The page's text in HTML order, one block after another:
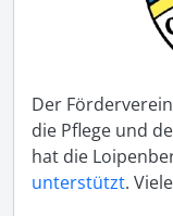
Der
die Pflege und
hat die
unterstützt.